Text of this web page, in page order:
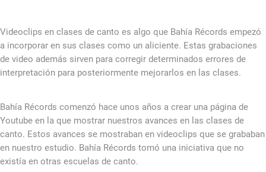
Videoclips en clases de canto es algo que Bahía Récords empezó
a incorporar en sus clases como un aliciente. Estas grabaciones
de video además sirven para corregir determinados errores de
interpretación para posteriormente mejorarlos en las clases.
Bahía Récords comenzó hace unos años a crear una página de
Youtube en la que mostrar nuestros avances en las clases de
canto. Estos avances se mostraban en videoclips que se grababan
en nuestro estudio. Bahía Récords tomó una iniciativa que no
existía en otras escuelas de canto.